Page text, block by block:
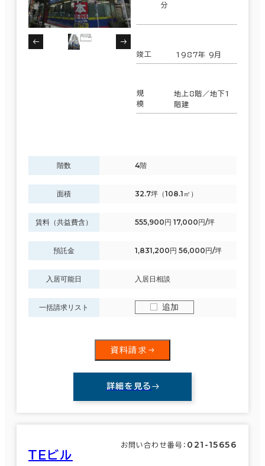
分
竣工 1987年 9月
規
模
地上8階／地下1
階建
階数 4階
面積 32.7坪（108.1㎡）
賃料（共益費含） 555,900円 17,000円/坪
預託金 1,831,200円 56,000円/坪
入居可能日 入居日相談
一括請求リスト 追加
資料請求
詳細を見る
ＴＥビル
お問い合わせ番号： 021-15656